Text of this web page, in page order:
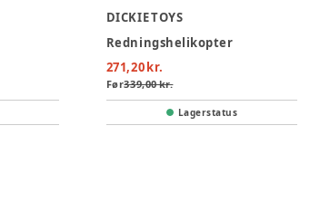
DICKIE TOYS
Redningshelikopter
271,20 kr.
Før339,00 kr.
Lagerstatus